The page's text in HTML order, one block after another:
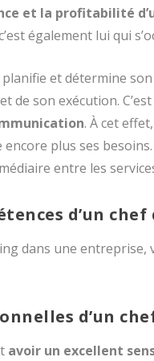
et la profitabilité
également lui qui
et détermine
de son exécution.
. À cet
plus ses
entre les
d’un
dans une entreprise,
d’un
avoir un excellent